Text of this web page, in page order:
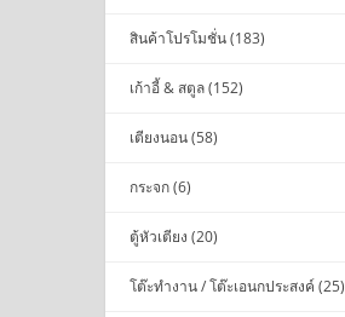
สินค้าโปรโมชั่น (183)
เก้าอี้ & สตูล (152)
เตียงนอน (58)
กระจก (6)
ตู้หัวเตียง (20)
โต๊ะทำงาน / โต๊ะเอนกประสงค์ (25)